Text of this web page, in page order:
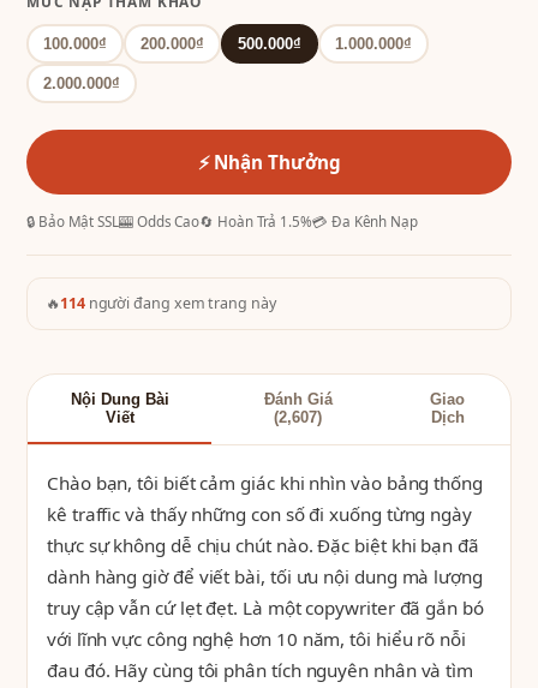
100.000₫ 200.000₫ 500.000₫ 1.000.000₫
2.000.000₫
⚡ Nhận Thưởng
🔒 Bảo Mật SSL🎰 Odds Cao🔄 Hoàn Trả 1.5%💳 Đa Kênh Nạp
🔥114người đang xem trang này
Nội Dung Bài
Viết
Đánh Giá
(2,607)
Giao
Dịch
Chào bạn, tôi biết cảm giác khi nhìn vào bảng thống
kê traffic và thấy những con số đi xuống từng ngày
thực sự không dễ chịu chút nào. Đặc biệt khi bạn đã
dành hàng giờ để viết bài, tối ưu nội dung mà lượng
truy cập vẫn cứ lẹt đẹt. Là một copywriter đã gắn bó
với lĩnh vực công nghệ hơn 10 năm, tôi hiểu rõ nỗi
đau đó. Hãy cùng tôi phân tích nguyên nhân và tìm